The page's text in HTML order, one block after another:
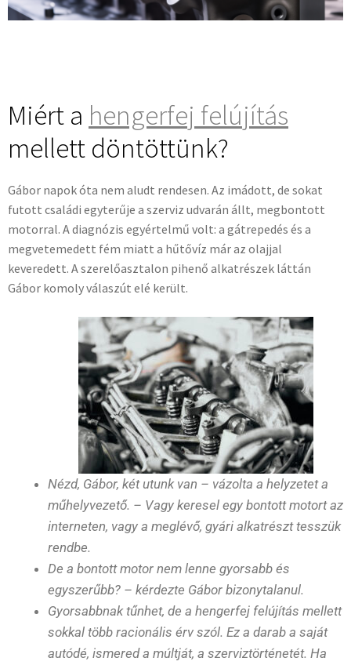
Miért a hengerfej felújítás
mellett döntöttünk?
Gábor napok óta nem aludt rendesen. Az imádott, de sokat
futott családi egyterűje a szerviz udvarán állt, megbontott
motorral. A diagnózis egyértelmű volt: a gátrepedés és a
megvetemedett fém miatt a hűtővíz már az olajjal
keveredett. A szerelőasztalon pihenő alkatrészek láttán
Gábor komoly válaszút elé került.
Nézd, Gábor, két utunk van – vázolta a helyzetet a
műhelyvezető. – Vagy keresel egy bontott motort az
interneten, vagy a meglévő, gyári alkatrészt tesszük
rendbe.
De a bontott motor nem lenne gyorsabb és
egyszerűbb? – kérdezte Gábor bizonytalanul.
Gyorsabbnak tűnhet, de a hengerfej felújítás mellett
sokkal több racionális érv szól. Ez a darab a saját
autódé, ismered a múltját, a szerviztörténetét. Ha